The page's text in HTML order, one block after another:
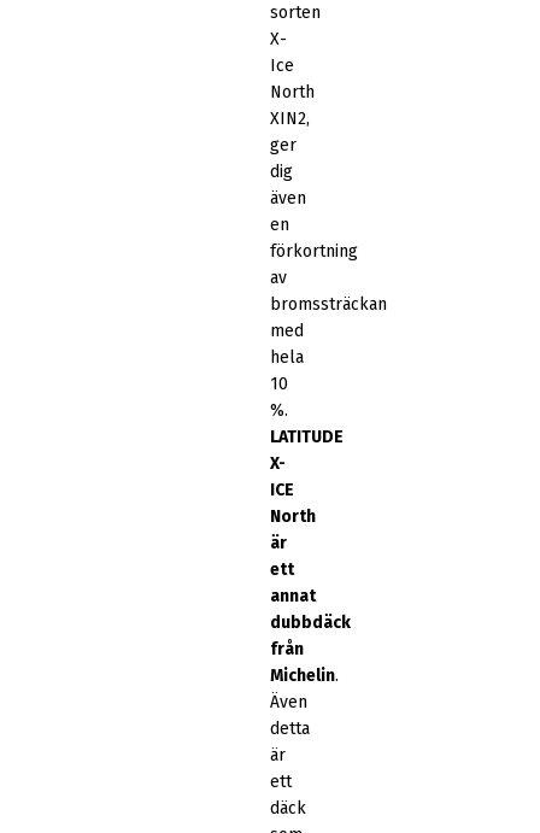
sorten
X-
Ice
North
XIN2,
ger
dig
även
en
förkortning
av
bromssträckan
med
hela
10
%.
LATITUDE
X-
ICE
North
är
ett
annat
dubbdäck
från
Michelin.
Även
detta
är
ett
däck